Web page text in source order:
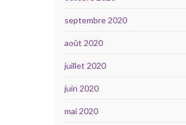
septembre 2020
août 2020
juillet 2020
juin 2020
mai 2020